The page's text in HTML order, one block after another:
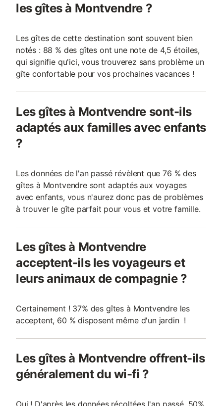
les gîtes à Montvendre ?
Les gîtes de cette destination sont souvent bien
notés : 88 % des gîtes ont une note de 4,5 étoiles,
qui signifie qu'ici, vous trouverez sans problème un
gîte confortable pour vos prochaines vacances !
Les gîtes à Montvendre sont-ils
adaptés aux familles avec enfants
?
Les données de l'an passé révèlent que 76 % des
gîtes à Montvendre sont adaptés aux voyages
avec enfants, vous n'aurez donc pas de problèmes
à trouver le gîte parfait pour vous et votre famille.
Les gîtes à Montvendre
acceptent-ils les voyageurs et
leurs animaux de compagnie ?
Certainement ! 37% des gîtes à Montvendre les
acceptent, 60 % disposent même d'un jardin !
Les gîtes à Montvendre offrent-ils
généralement du wi-fi ?
Oui ! D'après les données récoltées l'an passé, 50%